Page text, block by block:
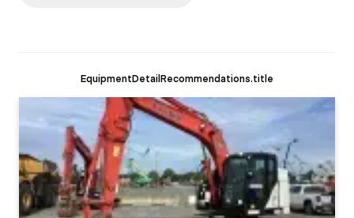
EquipmentDetailRecommendations.title